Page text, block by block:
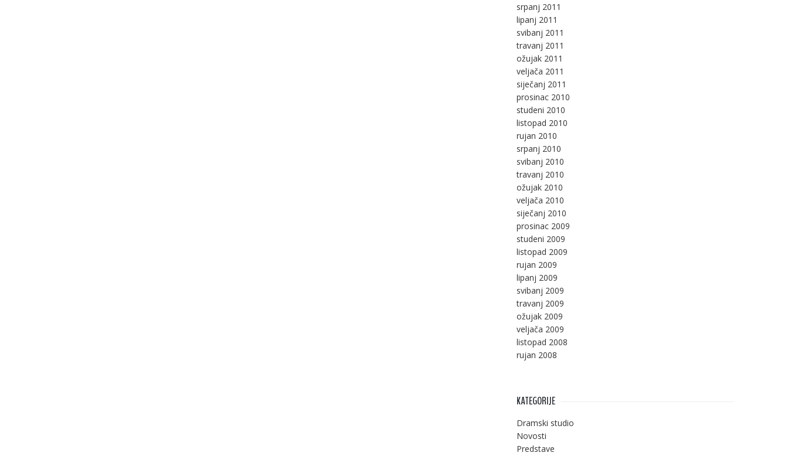
srpanj 2011
lipanj 2011
svibanj 2011
travanj 2011
ožujak 2011
veljača 2011
siječanj 2011
prosinac 2010
studeni 2010
listopad 2010
rujan 2010
srpanj 2010
svibanj 2010
travanj 2010
ožujak 2010
veljača 2010
siječanj 2010
prosinac 2009
studeni 2009
listopad 2009
rujan 2009
lipanj 2009
svibanj 2009
travanj 2009
ožujak 2009
veljača 2009
listopad 2008
rujan 2008
KATEGORIJE
Dramski studio
Novosti
Predstave